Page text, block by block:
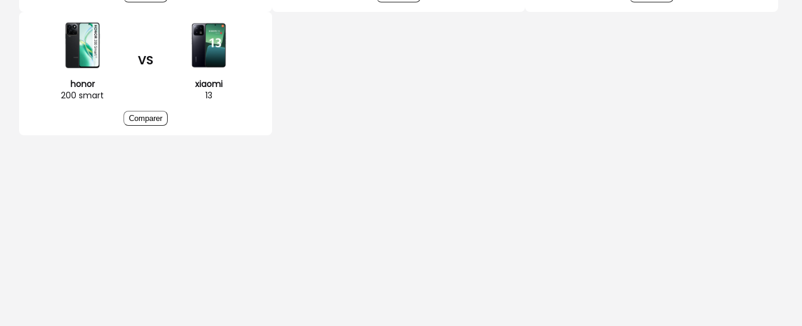
honor
200 smart
VS
xiaomi
13
Comparer